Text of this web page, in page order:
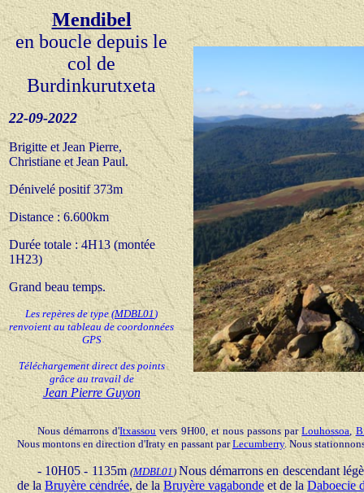
Mendibel
en boucle depuis le
col de
Burdinkurutxeta
22-09-2022
Brigitte et Jean Pierre,
Christiane et Jean Paul.
Dénivelé positif 373m
Distance : 6.600km
Durée totale : 4H13 (montée
1H23)
Grand beau temps.
Les repères de type(MDBL01 )
renvoient au tableau de coordonnées
GPS
Téléchargement direct des points
grâce au travail de
Jean Pierre Guyon
Nous démarrons d'Itxassou vers 9H00, et nous passonsparLouhossoa,
Nous montons en direction d'Iraty en passant parLecumberry. Nous
- 10H05 - 1135m(MDBL01 )Nous démarrons en descendant
de laBruyère cendrée, de la Bruyère vagabonde et de la Daboecie